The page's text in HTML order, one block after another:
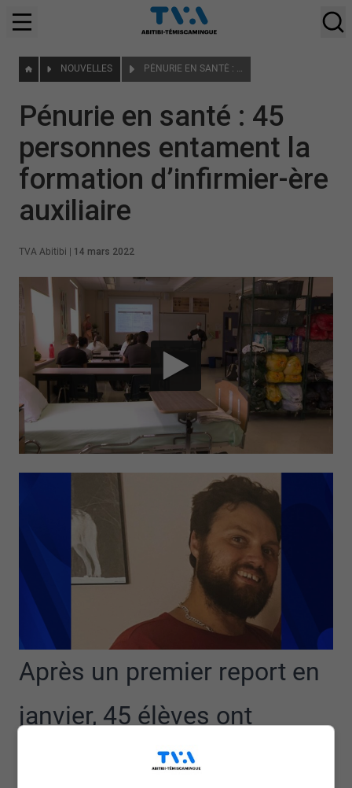
NOUVELLES PÉNURIE EN SANTÉ : 45 PERSONNES ENTAMENT LA FORMATION D’INFIRMIER-ÈRE AUXILIAIRE
Pénurie en santé : 45
personnes entament la
formation d’infirmier-ère
auxiliaire
TVA Abitibi 14 mars 2022
Après un premier report en
janvier, 45 élèves ont
débuté la formation, lundi